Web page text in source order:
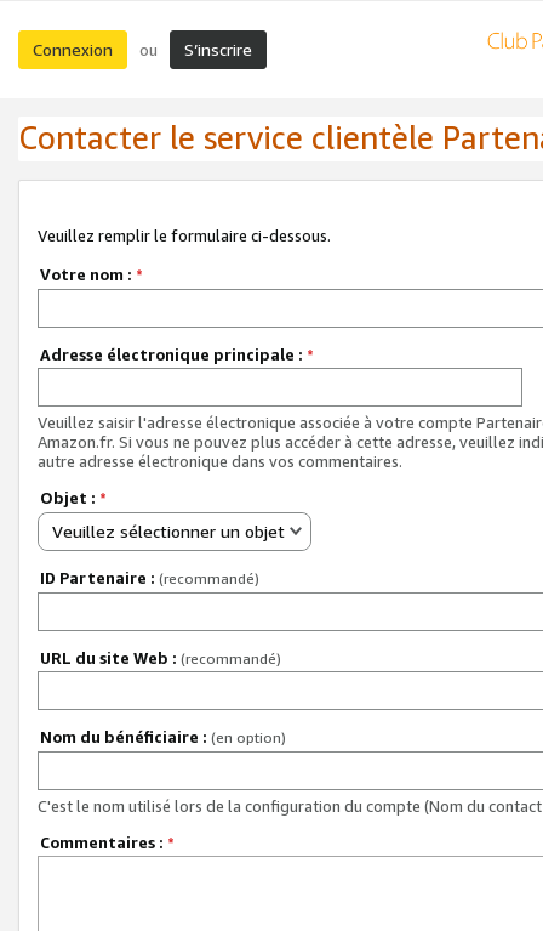
Connexion ou S’inscrire
Contacter le service clientèle
Veuillez remplir le formulaire ci-dessous.
Votre nom : *
Adresse électronique principale : *
Veuillez saisir l'adresse électronique associée à votre compte
Amazon.fr. Si vous ne pouvez plus accéder à cette adresse, veuillez
autre adresse électronique dans vos commentaires.
Objet : *
Veuillez sélectionner un objet
ID Partenaire : (recommandé)
URL du site Web : (recommandé)
Nom du bénéficiaire : (en option)
C'est le nom utilisé lors de la configuration du compte (Nom du
Commentaires : *